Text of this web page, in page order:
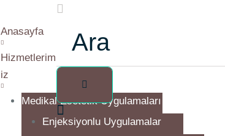
Anasayfa
Hizmetlerim
iz
Medikal Esetetik Uygulamaları
Enjeksiyonlu Uygulamalar